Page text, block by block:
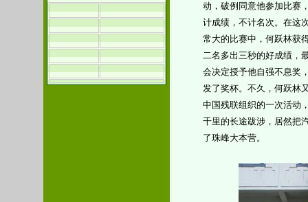
动，破例同意他参加比赛
计成绩，不计名次。在这
常大的比赛中，何跃林获
二名多出三秒的好成绩，
会决定授予他自强不息奖
发了奖杯。不久，何跃林
中国残联组织的一次活动
千里的长途跋涉，居然把
了珠峰大本营。